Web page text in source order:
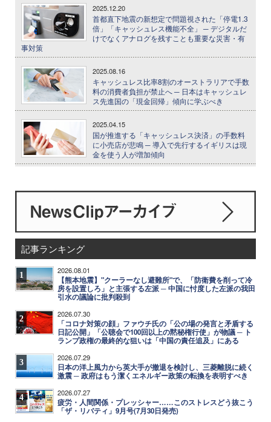
2025.12.20
首都直下地震の新想定で問題視された「停電1.3
倍」「キャッシュレス機能不全」 ─ デジタルだ
けでなくアナログを残すことも重要な災害・有
事対策
2025.08.16
キャッシュレス比率8割のオーストラリアで手数
料の消費者負担が禁止へ ─ 日本はキャッシュレ
ス先進国の「現金回帰」傾向に学ぶべき
2025.04.15
国が推進する「キャッシュレス決済」の手数料
に小売店が悲鳴 ─ 導入で先行するイギリスは現
金を使う人が増加傾向
記事ランキング
1 2026.08.01
【熊本地震】"クーラーなし避難所"で、「防衛費を削って冷
房を設置しろ」と主張する左派 ─ 中国に忖度した左派の我田
引水の議論に批判殺到
2 2026.07.30
「コロナ対策の顔」ファウチ氏の「公の場の発言と矛盾する
日記公開」「公聴会で100回以上の黙秘権行使」が物議 ─ ト
ランプ政権の最終的な狙いは「中国の責任追及」にある
3 2026.07.29
日本の洋上風力から英大手が撤退を検討し、三菱離脱に続く
激震 ─ 政府はもう潔くエネルギー政策の転換を表明すべき
4 2026.07.27
疲労・人間関係・プレッシャー……このストレスどう抜こう
「ザ・リバティ」9月号(7月30日発売)